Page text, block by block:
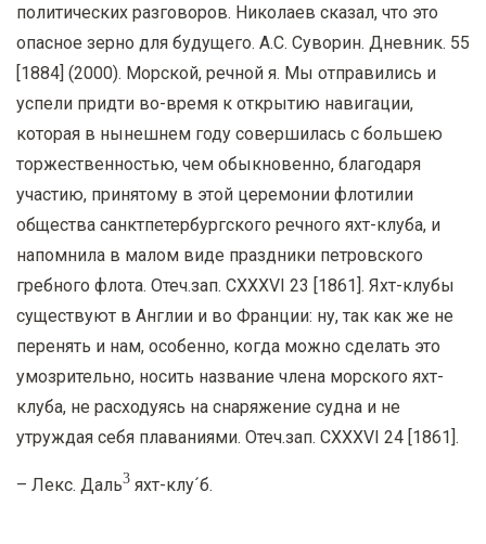
политических разговоров. Николаев сказал, что это
опасное зерно для будущего. А.С. Суворин. Дневник. 55
[1884] (2000). Морской, речной я. Мы отправились и
успели придти во-время к открытию навигации,
которая в нынешнем году совершилась с большею
торжественностью, чем обыкновенно, благодаря
участию, принятому в этой церемонии флотилии
общества санктпетербургского речного яхт-клуба, и
напомнила в малом виде праздники петровского
гребного флота. Отеч.зап. CXXXVI 23 [1861]. Яхт-клубы
существуют в Англии и во Франции: ну, так как же не
перенять и нам, особенно, когда можно сделать это
умозрительно, носить название члена морского яхт-
клуба, не расходуясь на снаряжение судна и не
утруждая себя плаваниями. Отеч.зап. CXXXVI 24 [1861].
– Лекс. Даль3 яхт-клу´б.